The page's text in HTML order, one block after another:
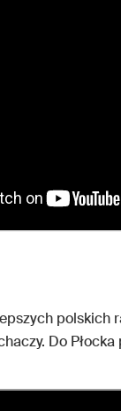
polskich
Do